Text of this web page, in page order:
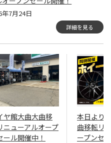
年7月24日
詳細を見る
ヤ館大曲大曲移
ニューアルオープ
ール開催中！
本日より
曲移転リ
ープンセ